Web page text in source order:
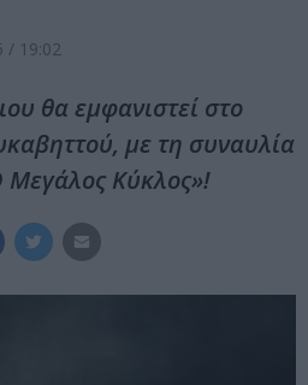
/ 19:02
θα εμφανιστεί στο
με τη συναυλία
Μεγάλος Κύκλος»!